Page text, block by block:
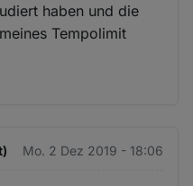
haben und die
Tempolimit
Mo. 2 Dez 2019 - 18:06